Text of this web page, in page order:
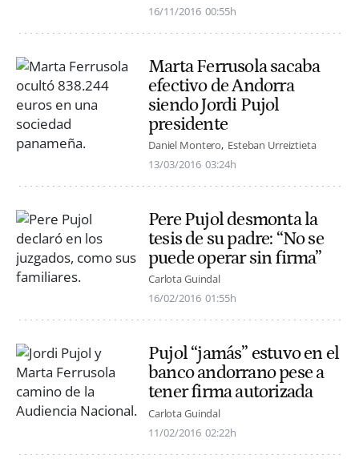
16/11/2016 00:55h
Marta Ferrusola sacaba
efectivo de Andorra
siendo Jordi Pujol
presidente
Daniel Montero Esteban Urreiztieta
13/03/2016 03:24h
Pere Pujol desmonta la
tesis de su padre: “No se
puede operar sin firma”
Carlota Guindal
16/02/2016 01:55h
Pujol “jamás” estuvo en el
banco andorrano pese a
tener firma autorizada
Carlota Guindal
11/02/2016 02:22h